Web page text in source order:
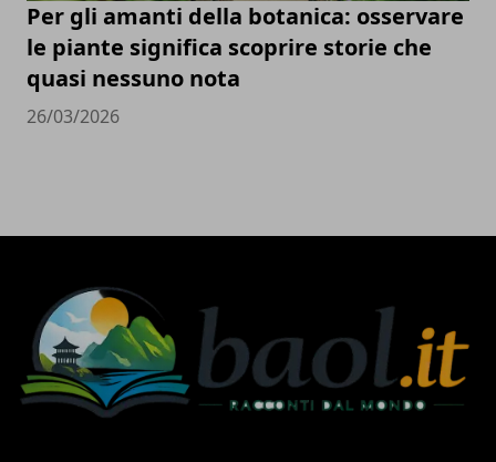
Per gli amanti della botanica: osservare
le piante significa scoprire storie che
quasi nessuno nota
26/03/2026